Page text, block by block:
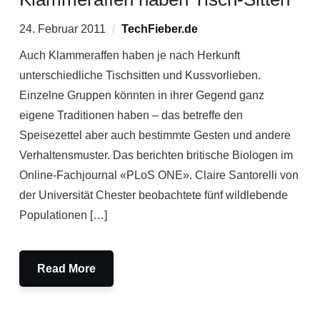
24. Februar 2011 TechFieber.de
Auch Klammeraffen haben je nach Herkunft
unterschiedliche Tischsitten und Kussvorlieben.
Einzelne Gruppen könnten in ihrer Gegend ganz
eigene Traditionen haben – das betreffe den
Speisezettel aber auch bestimmte Gesten und andere
Verhaltensmuster. Das berichten britische Biologen im
Online-Fachjournal «PLoS ONE». Claire Santorelli von
der Universität Chester beobachtete fünf wildlebende
Populationen […]
Read More